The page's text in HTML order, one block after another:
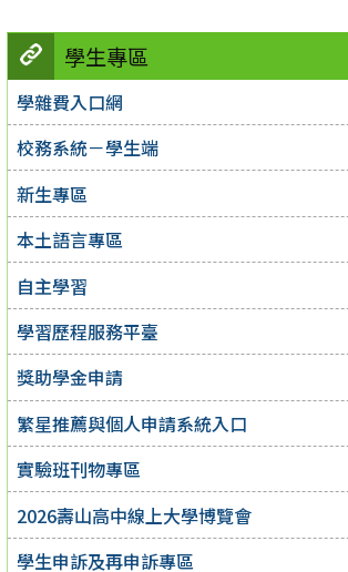
學生專區
學雜費入口網
校務系統－學生端
新生專區
本土語言專區
自主學習
學習歷程服務平臺
獎助學金申請
繁星推薦與個人申請系統入口
實驗班刊物專區
2026壽山高中線上大學博覽會
學生申訴及再申訴專區